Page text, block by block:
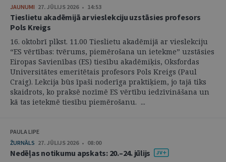
JAUNUMI 27. JŪLIJS 2026 • 14:53
Tieslietu akadēmijā ar vieslekciju uzstāsies profesors
Pols Kreigs
16. oktobrī plkst. 11.00 Tieslietu akadēmijā ar vieslekciju
“ES vērtības: tvērums, piemērošana un ietekme” uzstāsies
Eiropas Savienības (ES) tiesību akadēmiķis, Oksfordas
Universitātes emeritētais profesors Pols Kreigs (Paul
Craig). Lekcija būs īpaši noderīga praktiķiem, jo tajā tiks
skaidrots, ko praksē nozīmē ES vērtību iedzīvināšana un
kā tas ietekmē tiesību piemērošanu. ...
PAULA LIPE
ŽURNĀLS 27. JŪLIJS 2026 • 08:00
Nedēļas notikumu apskats: 20.–24. jūlijs